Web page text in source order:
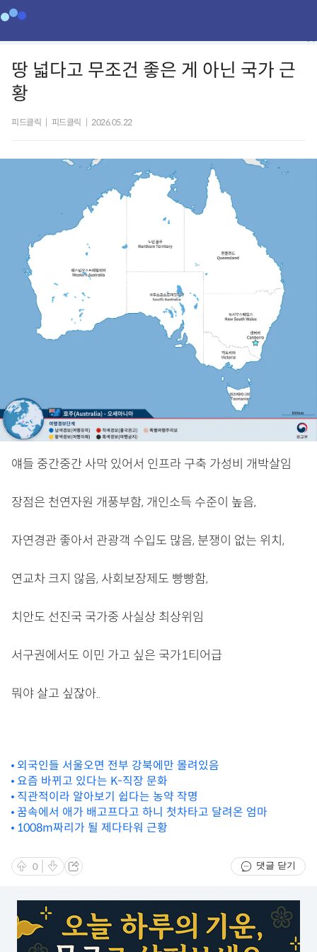
땅 넓다고 무조건 좋은 게 아닌 국가 근
황
피드클릭 피드클릭 2026.05.22
얘들 중간중간 사막 있어서 인프라 구축 가성비 개박살임
장점은 천연자원 개풍부함, 개인소득 수준이 높음,
자연경관 좋아서 관광객 수입도 많음, 분쟁이 없는 위치,
연교차 크지 않음, 사회보장제도 빵빵함,
치안도 선진국 국가중 사실상 최상위임
서구권에서도 이민 가고 싶은 국가1티어급
뭐야 살고 싶잖아..
외국인들 서울오면 전부 강북에만 몰려있음
요즘 바뀌고 있다는 K-직장 문화
직관적이라 알아보기 쉽다는 농약 작명
꿈속에서 애가 배고프다고 하니 첫차타고 달려온 엄마
1008m짜리가 될 제다타워 근황
0 댓글 닫기